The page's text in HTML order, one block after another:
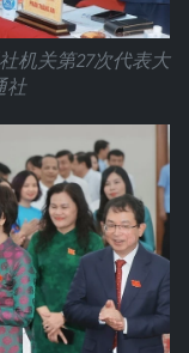
机关第27次代表大
社